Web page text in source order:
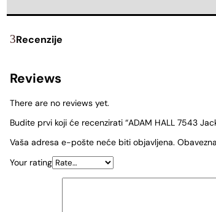
Recenzije
Reviews
There are no reviews yet.
Budite prvi koji će recenzirati “ADAM HALL 7543
Vaša adresa e-pošte neće biti objavljena.
Your rating